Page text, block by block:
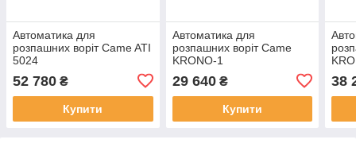
Автоматика для
розпашних воріт Came ATI
5024
52 780 ₴
Купити
Автоматика для
розпашних воріт Came
KRONO-1
29 640₴
Купити
38